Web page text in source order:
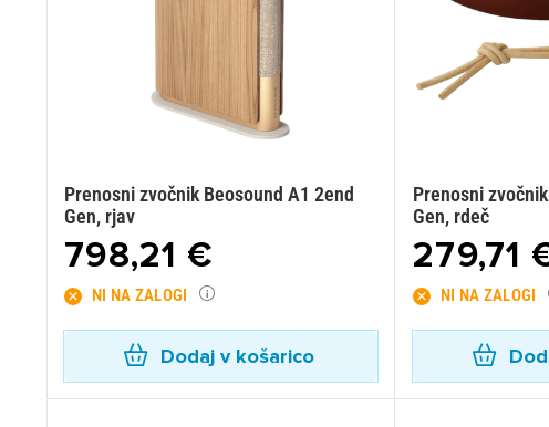
Prenosni zvočnik Beosound A1 2end
Gen, rjav
798,21 €
NI NA ZALOGI
Dodaj v košarico
Prenosni
Gen, rdeč
279,71
NI NA ZALOGI